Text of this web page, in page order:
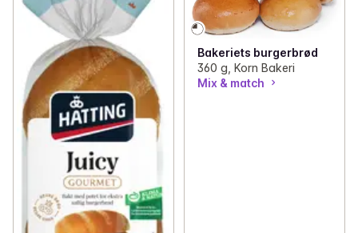
Bakeriets burgerbrød
360 g, Korn Bakeri
Mix & match